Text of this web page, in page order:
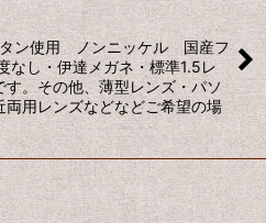
ン使用 ノンニッケル 国産フ
なし・伊達メガネ・標準1.5レ
す。その他、薄型レンズ・パソ
両用レンズなどなどご希望の場